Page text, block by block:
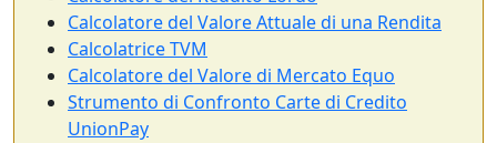
Calcolatore del Valore Attuale di una Rendita
Calcolatrice TVM
Calcolatore del Valore di Mercato Equo
Strumento di Confronto Carte di Credito
UnionPay